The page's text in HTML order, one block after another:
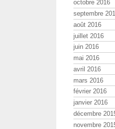
octobre 2016
septembre
août 2016
juillet 2016
juin 2016
mai 2016
avril 2016
mars 2016
février 2016
janvier 2016
décembre
novembre